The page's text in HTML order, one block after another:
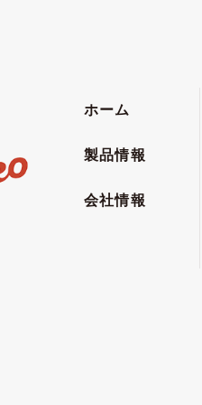
ホーム
製品情報
会社情報